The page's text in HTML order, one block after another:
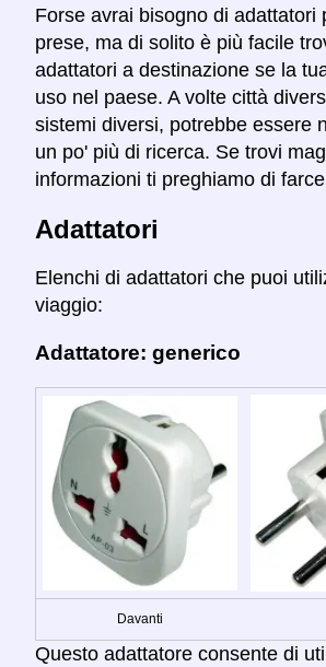
Forse avrai bisogno di adattatori
prese, ma di solito è più facile
adattatori a destinazione se la
uso nel paese. A volte città
sistemi diversi, potrebbe essere
un po' più di ricerca. Se trovi
informazioni ti preghiamo di
Adattatori
Elenchi di adattatori che puoi
viaggio:
Adattatore: generico
Davanti
Questo adattatore consente di